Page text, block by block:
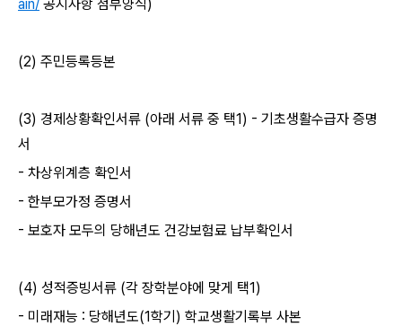
ain/ 공지사항 첨부양식 )
(2) 주민등록등본
(3) 경제상황확인서류 (아래 서류 중 택1) - 기초생활수급자 증명
서
- 차상위계층 확인서
- 한부모가정 증명서
- 보호자 모두의 당해년도 건강보험료 납부확인서
(4) 성적증빙서류 (각 장학분야에 맞게 택1)
- 미래재능 : 당해년도(1학기) 학교생활기록부 사본